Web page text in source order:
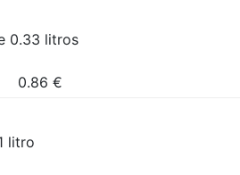
0.33 litros
0.86 €
litro